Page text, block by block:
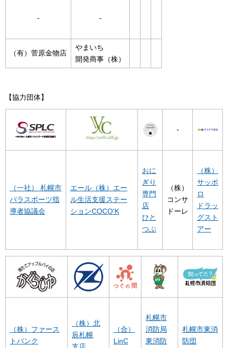
- -
（有）菅原金物店
やまいち
開発商事（株）
【協力団体】
-
（一社） 札幌市
パラスポーツ指
導者協議会
エール（株）エー
ル生活支援ステー
ションCOCO'K
おに
ぎり
専門
店
ひと
つぶ
（株）
コンサ
ドーレ
（株）
サッポ
ロ
ドラッ
グスト
アー
（株）ファース
トバンク
（株）北
辰札幌
（合）
LinC
札幌市
消防局
東消防
札幌市東消
防団